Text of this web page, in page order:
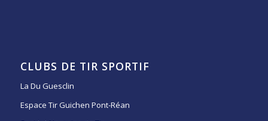
CLUBS DE TIR SPORTIF
La Du Guesclin
Espace Tir Guichen Pont-Réan